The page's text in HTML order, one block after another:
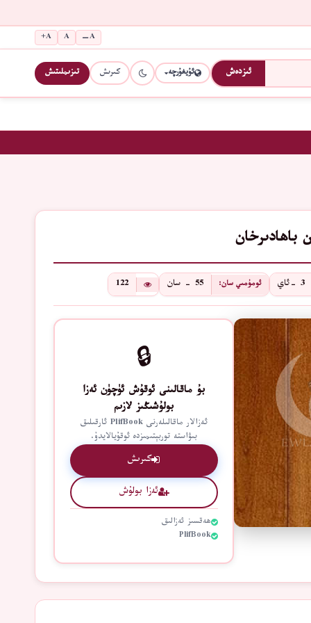
A−
A
A+
ئىزدەش ئۇيغۇرچە كىرىش تىزىملىتىش
ﺑﺎﮬﺎﺩﯨﺮﺧﺎﻥ
3 -ئاي ئومۇمىي سان: 55 - سان 122
🔒
بۇ ماقالىنى ئوقۇش ئۈچۈن ئەزا
بولۇشىڭىز لازىم
ئەزالار ماقالىلەرنى PlifBook ئارقىلىق
بىۋاستە توربېتىمىزدە ئوقۇيالايدۇ.
كىرىش
ئەزا بولۇش
ھەقسىز ئەزالىق
PlifBook